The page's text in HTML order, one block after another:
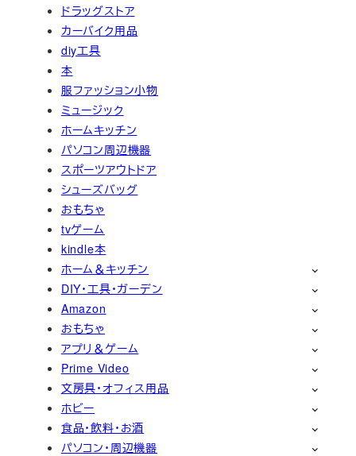
ドラッグストア
カーバイク用品
diy工具
本
服ファッション小物
ミュージック
ホームキッチン
パソコン周辺機器
スポーツアウトドア
シューズバッグ
おもちゃ
tvゲーム
kindle本
ホーム＆キッチン
DIY・工具・ガーデン
Amazon
おもちゃ
アプリ＆ゲーム
Prime Video
文房具・オフィス用品
ホビー
食品・飲料・お酒
パソコン・周辺機器